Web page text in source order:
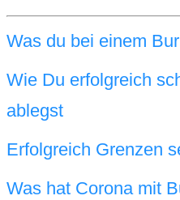
Was du bei einem
Wie Du erfolgreich
ablegst
Erfolgreich Grenzen
Was hat Corona mit